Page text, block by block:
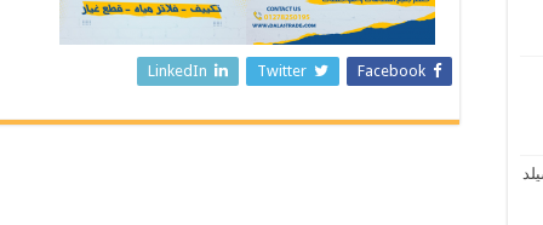
Facebook
Twitter
LinkedIn